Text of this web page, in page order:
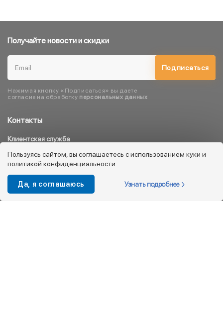
Контакты
Клиентская служба
8 800 333 08 45
info@kotofey.ru
Магазины в Москва (50)
Получайте новости и скидки
Подписаться
Нажимая кнопку «Подписаться» вы даете
согласие на обработку персональных данных
Пользуясь сайтом, вы соглашаетесь с использованием куки и
политикой конфиденциальности
Да, я соглашаюсь Узнать подробнее